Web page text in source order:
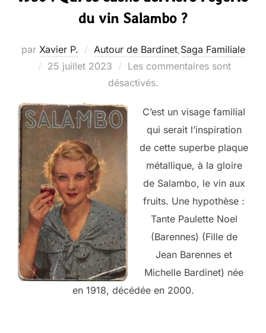
du vin Salambo ?
par Xavier P. Autour de Bardinet,Saga Familiale
Publié
25 juillet 2023
Les commentaires sont
désactivés.
C’est un visage familial
qui serait l’inspiration
de cette superbe plaque
métallique, à la gloire
de Salambo, le vin aux
fruits. Une hypothèse :
Tante Paulette Noel
(Barennes) (Fille de
Jean Barennes et
Michelle Bardinet) née
en 1918, décédée en 2000.